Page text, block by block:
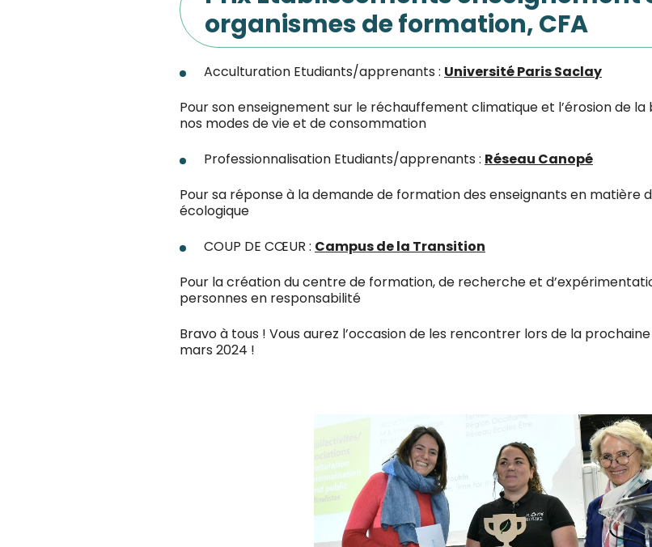
organismes de formation, CFA
Acculturation Etudiants/apprenants : Université Paris Saclay
Pour son enseignement sur le réchauffement climatique et l’érosion de
nos modes de vie et de consommation
Professionnalisation Etudiants/apprenants : Réseau Canopé
Pour sa réponse à la demande de formation des enseignants en matière
écologique
COUP DE CŒUR : Campus de la Transition
Pour la création du centre de formation, de recherche et
personnes en responsabilité
Bravo à tous ! Vous aurez l’occasion de les rencontrer lors de la
mars 2024 !